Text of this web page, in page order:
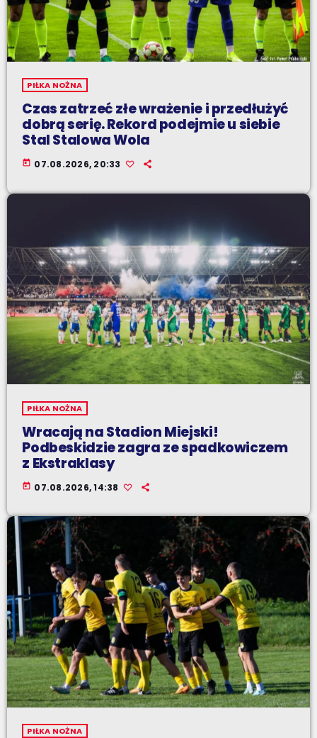
PIŁKA NOŻNA
Czas zatrzeć złe wrażenie i przedłużyć
dobrą serię. Rekord podejmie u siebie
Stal Stalowa Wola
today 07.08.2026, 20:33
PIŁKA NOŻNA
Wracają na Stadion Miejski!
Podbeskidzie zagra ze spadkowiczem
z Ekstraklasy
today 07.08.2026, 14:38
PIŁKA NOŻNA